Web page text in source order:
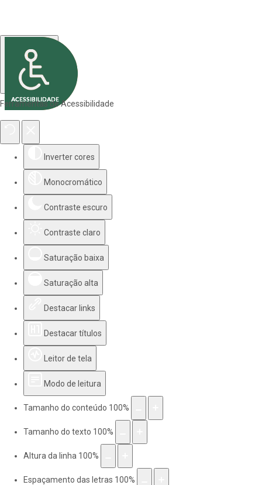
Ferramentas de Acessibilidade
Inverter cores
Monocromático
Contraste escuro
Contraste claro
Saturação baixa
Saturação alta
Destacar links
Destacar títulos
Leitor de tela
Modo de leitura
Tamanho do conteúdo 100%
Tamanho do texto 100%
Altura da linha 100%
Espaçamento das letras 100%